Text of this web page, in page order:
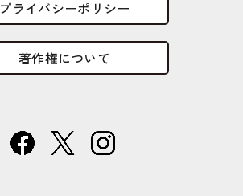
プライバシーポリシー
著作権について